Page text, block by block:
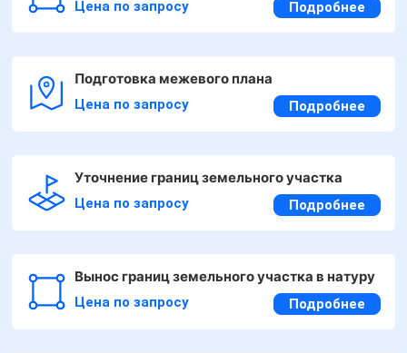
Цена по запросу Подробнее
Подготовка межевого плана
Цена по запросу Подробнее
Уточнение границ земельного участка
Цена по запросу Подробнее
Вынос границ земельного участка в натуру
Цена по запросу Подробнее